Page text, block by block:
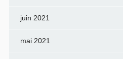
juin 2021
mai 2021